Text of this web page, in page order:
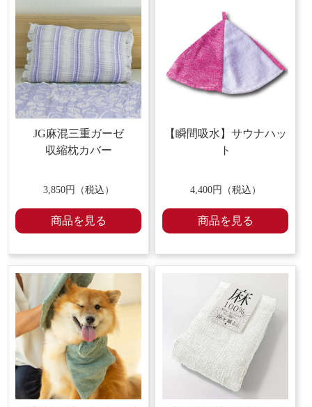
JG麻混三重ガーゼ
収縮枕カバー
3,850円（税込）
商品を見る
【瞬間吸水】サウナハッ
ト
4,400円（税込）
商品を見る